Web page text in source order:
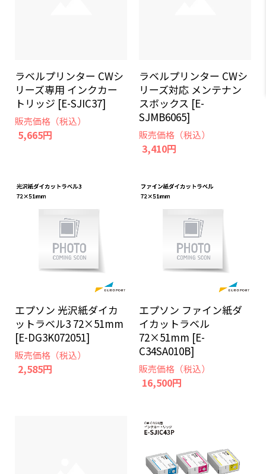
ラベルプリンター CWシ
リーズ専用 インクカー
トリッジ [E-SJIC37]
販売価格（税込）
5,665円
ラベルプリンター CWシ
リーズ対応 メンテナン
スボックス [E-
SJMB6065]
販売価格（税込）
3,410円
エプソン 光沢紙ダイカ
ットラベル3 72×51mm
[E-DG3K072051]
販売価格（税込）
2,585円
エプソン ファイン紙ダ
イカットラベル
72×51mm [E-
C34SA010B]
販売価格（税込）
16,500円